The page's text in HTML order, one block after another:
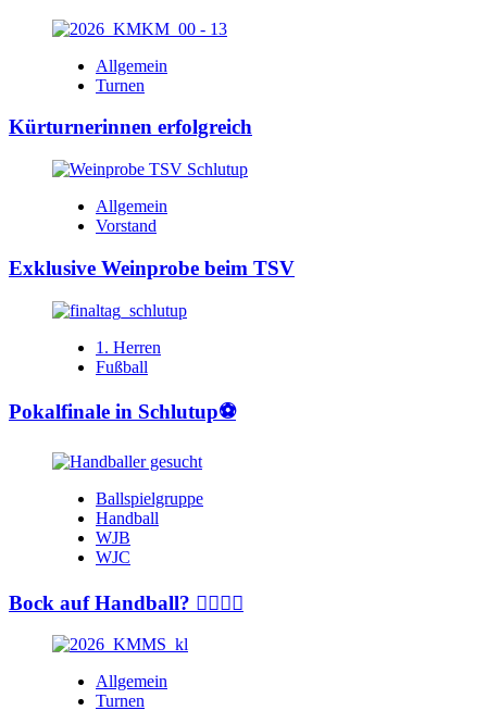
Allgemein
Turnen
Kürturnerinnen erfolgreich
Allgemein
Vorstand
Exklusive Weinprobe beim TSV
1. Herren
Fußball
Pokalfinale in Schlutup⚽️
Ballspielgruppe
Handball
WJB
WJC
Bock auf Handball? 🤾‍♂️🤾‍♀️
Allgemein
Turnen